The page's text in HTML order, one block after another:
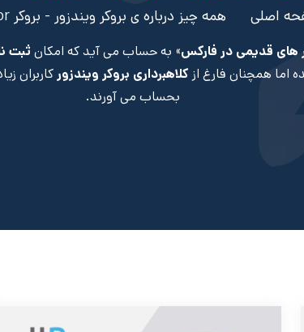
اصلی همه چیز درباره ی بروکر ویندزور - بروکر windsor
های قدیمی در فارکس» به حساب می آید که امکان ثبت
اما همچنان فارغ از کلاهبرداری بروکر ویندزورکاربران
بحساب می آورند.